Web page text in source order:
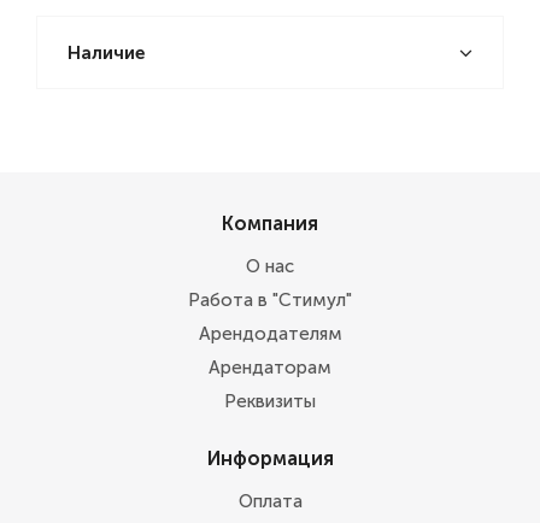
Наличие
Компания
О нас
Работа в "Стимул"
Арендодателям
Арендаторам
Реквизиты
Информация
Оплата